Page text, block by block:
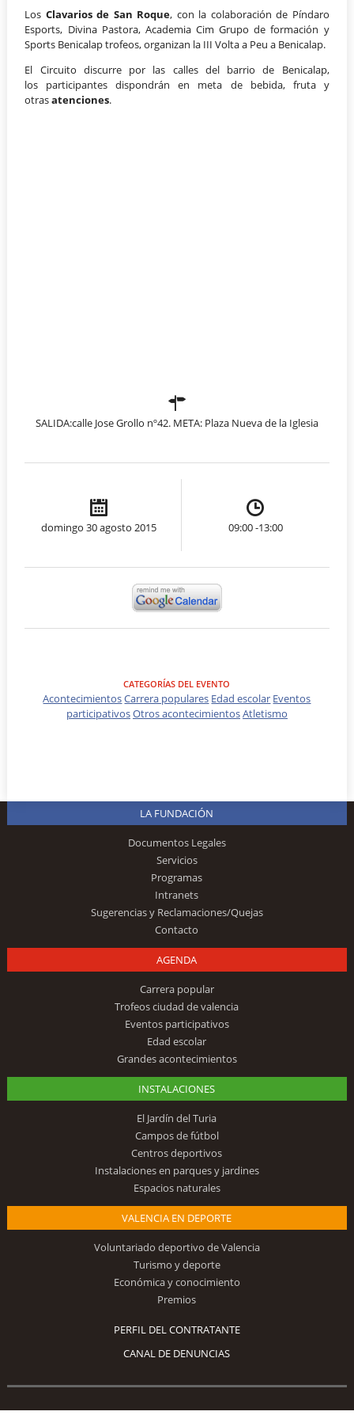
Los Clavarios de San Roque, con la colaboración de Píndaro
Esports, Divina Pastora, Academia Cim Grupo de formación y
Sports Benicalap trofeos, organizan la III Volta a Peu a Benicalap.
El Circuito discurre por las calles del barrio de Benicalap,
los participantes dispondrán en meta de bebida, fruta y
otrasatenciones.
SALIDA:calle Jose Grollo nº42. META: Plaza Nueva de la Iglesia
domingo 30 agosto 2015 09:00 -13:00
CATEGORÍAS DEL EVENTO
AcontecimientosCarrera populares Edad escolar Eventos
participativosOtros acontecimientosAtletismo
LA FUNDACIÓN
Documentos Legales
Servicios
Programas
Intranets
Sugerencias y Reclamaciones/Quejas
Contacto
AGENDA
Carrera popular
Trofeos ciudad de valencia
Eventos participativos
Edad escolar
Grandes acontecimientos
INSTALACIONES
El Jardín del Turia
Campos de fútbol
Centros deportivos
Instalaciones en parques y jardines
Espacios naturales
VALENCIA EN DEPORTE
Voluntariado deportivo de Valencia
Turismo y deporte
Económica y conocimiento
Premios
PERFIL DEL CONTRATANTE
CANAL DE DENUNCIAS